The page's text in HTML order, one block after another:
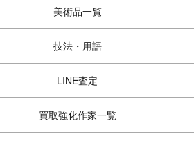
美術品一覧
技法・用語
LINE査定
買取強化作家一覧